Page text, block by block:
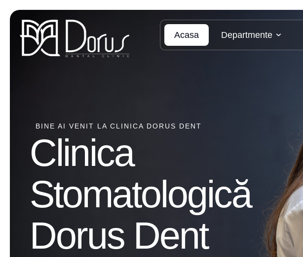
Acasa Departmente
BINE AI VENIT LA CLINICA DORUS DENT
Clinica
Stomatologică
Dorus Dent